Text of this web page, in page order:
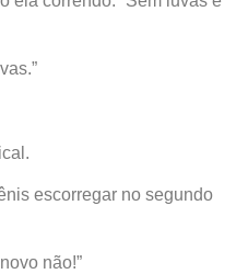
escorregar no segundo
não!”